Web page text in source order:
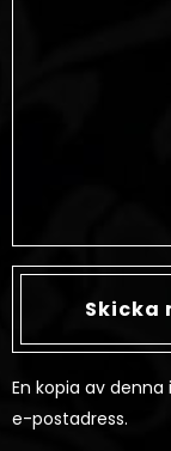
En kopia av
e-postadress.